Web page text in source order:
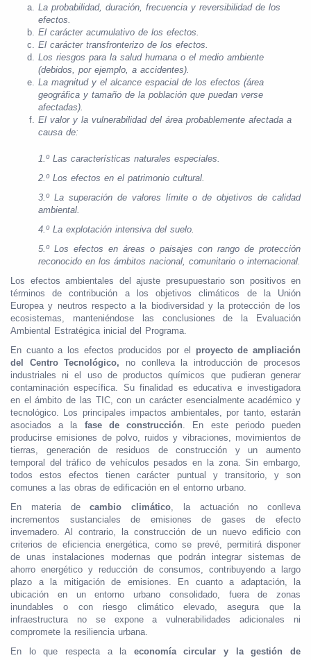
La probabilidad, duración, frecuencia y reversibilidad de los
efectos.
El carácter acumulativo de los efectos.
El carácter transfronterizo de los efectos.
Los riesgos para la salud humana o el medio ambiente
(debidos, por ejemplo, a accidentes).
La magnitud y el alcance espacial de los efectos (área
geográfica y tamaño de la población que puedan verse
afectadas).
El valor y la vulnerabilidad del área probablemente afectada a
causa de:
1.º Las características naturales especiales.
2.º Los efectos en el patrimonio cultural.
3.º La superación de valores límite o de objetivos de calidad
ambiental.
4.º La explotación intensiva del suelo.
5.º Los efectos en áreas o paisajes con rango de protección
reconocido en los ámbitos nacional, comunitario o internacional.
Los efectos ambientales del ajuste presupuestario son positivos en
términos de contribución a los objetivos climáticos de la Unión
Europea y neutros respecto a la biodiversidad y la protección de los
ecosistemas, manteniéndose las conclusiones de la Evaluación
Ambiental Estratégica inicial del Programa.
En cuanto a los efectos producidos por el proyecto de ampliación
del Centro Tecnológico, no conlleva la introducción de procesos
industriales ni el uso de productos químicos que pudieran generar
contaminación específica. Su finalidad es educativa e investigadora
en el ámbito de las TIC, con un carácter esencialmente académico y
tecnológico. Los principales impactos ambientales, por tanto, estarán
asociados a la fase de construcción. En este periodo pueden
producirse emisiones de polvo, ruidos y vibraciones, movimientos de
tierras, generación de residuos de construcción y un aumento
temporal del tráfico de vehículos pesados en la zona. Sin embargo,
todos estos efectos tienen carácter puntual y transitorio, y son
comunes a las obras de edificación en el entorno urbano.
En materia decambio climático, la actuación no conlleva
incrementos sustanciales de emisiones de gases de efecto
invernadero. Al contrario, la construcción de un nuevo edificio con
criterios de eficiencia energética, como se prevé, permitirá disponer
de unas instalaciones modernas que podrán integrar sistemas de
ahorro energético y reducción de consumos, contribuyendo a largo
plazo a la mitigación de emisiones. En cuanto a adaptación, la
ubicación en un entorno urbano consolidado, fuera de zonas
inundables o con riesgo climático elevado, asegura que la
infraestructura no se expone a vulnerabilidades adicionales ni
compromete la resiliencia urbana.
En lo que respecta a la economía circular y la gestión de